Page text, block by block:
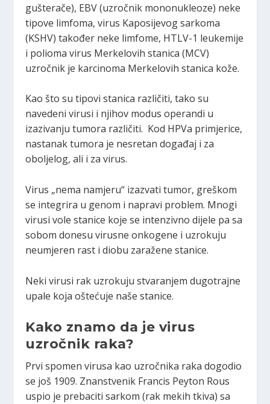
gušterače), EBV (uzročnik mononukleoze) neke
tipove limfoma, virus Kaposijevog sarkoma
(KSHV) također neke limfome, HTLV-1 leukemije
i polioma virus Merkelovih stanica (MCV)
uzročnik je karcinoma Merkelovih stanica kože.
Kao što su tipovi stanica različiti, tako su
navedeni virusi i njihov modus operandi u
izazivanju tumora različiti. Kod HPVa primjerice,
nastanak tumora je nesretan događaj i za
oboljelog, ali i za virus.
Virus „nema namjeru“ izazvati tumor, greškom
se integrira u genom i napravi problem. Mnogi
virusi vole stanice koje se intenzivno dijele pa sa
sobom donesu virusne onkogene i uzrokuju
neumjeren rast i diobu zaražene stanice.
Neki virusi rak uzrokuju stvaranjem dugotrajne
upale koja oštećuje naše stanice.
Kako znamo da je virus
uzročnik raka?
Prvi spomen virusa kao uzročnika raka dogodio
se još 1909. Znanstvenik Francis Peyton Rous
uspio je prebaciti sarkom (rak mekih tkiva) sa